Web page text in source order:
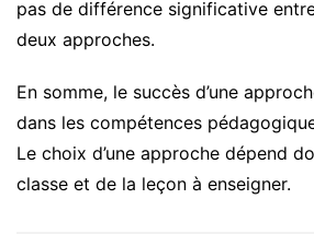
pas de différence significative
deux approches.
En somme, le succès d’une
dans les compétences
Le choix d’une approche dépend
classe et de la leçon à enseigner.